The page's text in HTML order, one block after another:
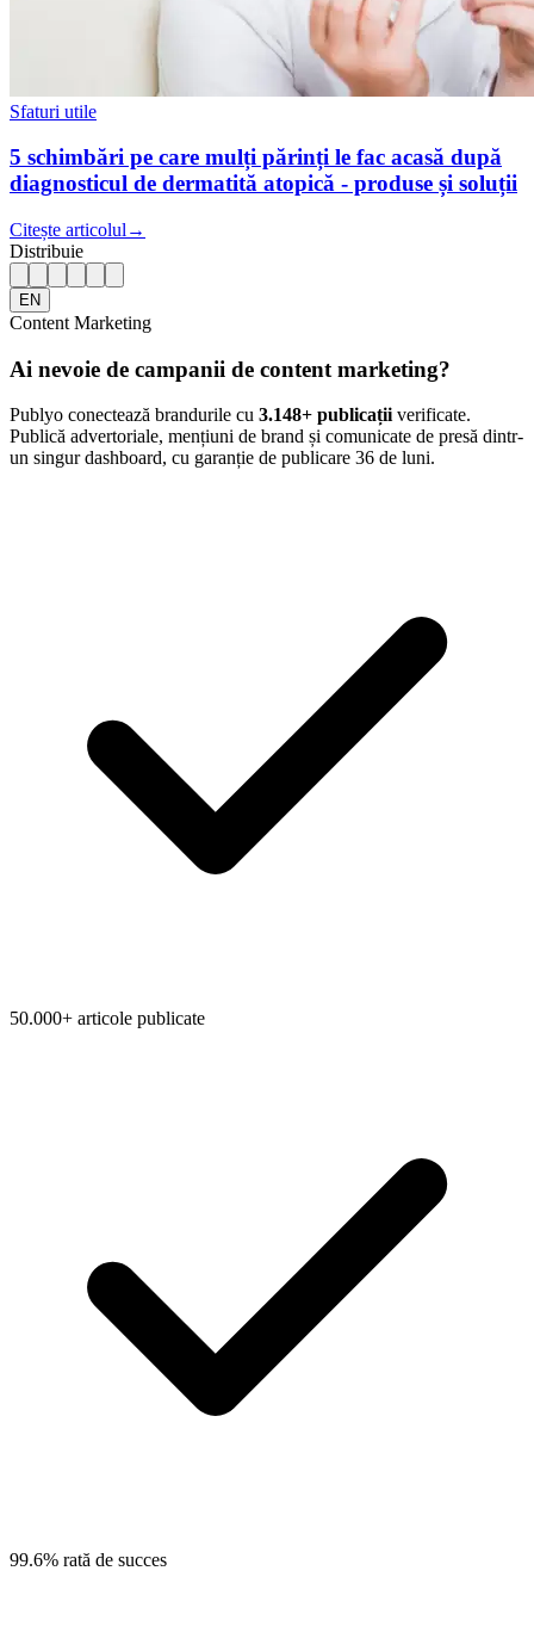
Sfaturi utile
5 schimbări pe care mulți părinți le fac acasă după
diagnosticul de dermatită atopică - produse și soluții
Citește articolul →
Distribuie
EN
Content Marketing
Ai nevoie de campanii de content marketing?
Publyo conectează brandurile cu 3.148+ publicațiiverificate.
Publică advertoriale, mențiuni de brand și comunicate de presă dintr-
un singur dashboard, cu garanție de publicare 36 de luni.
50.000+ articole publicate
99.6% rată de succes